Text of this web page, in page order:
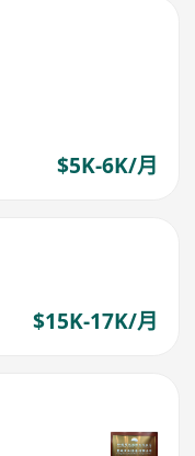
$5K-6K/月
$15K-17K/月